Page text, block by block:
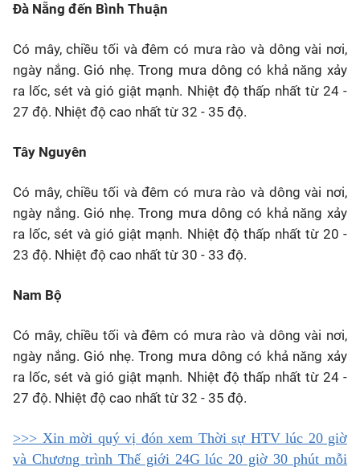
Đà Nẵng đến Bình Thuận
Có mây, chiều tối và đêm có mưa rào và dông vài nơi,
ngày nắng. Gió nhẹ. Trong mưa dông có khả năng xảy
ra lốc, sét và gió giật mạnh. Nhiệt độ thấp nhất từ 24 -
27 độ. Nhiệt độ cao nhất từ 32 - 35 độ.
Tây Nguyên
Có mây, chiều tối và đêm có mưa rào và dông vài nơi,
ngày nắng. Gió nhẹ. Trong mưa dông có khả năng xảy
ra lốc, sét và gió giật mạnh. Nhiệt độ thấp nhất từ 20 -
23 độ. Nhiệt độ cao nhất từ 30 - 33 độ.
Nam Bộ
Có mây, chiều tối và đêm có mưa rào và dông vài nơi,
ngày nắng. Gió nhẹ. Trong mưa dông có khả năng xảy
ra lốc, sét và gió giật mạnh. Nhiệt độ thấp nhất từ 24 -
27 độ. Nhiệt độ cao nhất từ 32 - 35 độ.
>>> Xin mời quý vị đón xem Thời sự HTV lúc 20 giờ
và Chương trình Thế giới 24G lúc 20 giờ 30 phút mỗi